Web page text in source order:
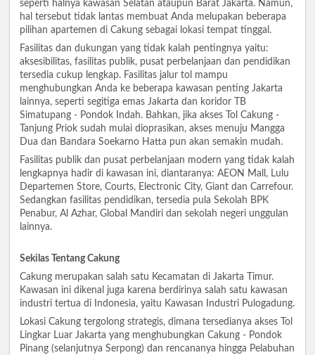
seperti halnya kawasan Selatan ataupun Barat Jakarta. Namun,
hal tersebut tidak lantas membuat Anda melupakan beberapa
pilihan apartemen di Cakung sebagai lokasi tempat tinggal.
Fasilitas dan dukungan yang tidak kalah pentingnya yaitu:
aksesibilitas, fasilitas publik, pusat perbelanjaan dan pendidikan
tersedia cukup lengkap. Fasilitas jalur tol mampu
menghubungkan Anda ke beberapa kawasan penting Jakarta
lainnya, seperti segitiga emas Jakarta dan koridor TB
Simatupang - Pondok Indah. Bahkan, jika akses Tol Cakung -
Tanjung Priok sudah mulai dioprasikan, akses menuju Mangga
Dua dan Bandara Soekarno Hatta pun akan semakin mudah.
Fasilitas publik dan pusat perbelanjaan modern yang tidak kalah
lengkapnya hadir di kawasan ini, diantaranya: AEON Mall, Lulu
Departemen Store, Courts, Electronic City, Giant dan Carrefour.
Sedangkan fasilitas pendidikan, tersedia pula Sekolah BPK
Penabur, Al Azhar, Global Mandiri dan sekolah negeri unggulan
lainnya.
Sekilas Tentang Cakung
Cakung merupakan salah satu Kecamatan di Jakarta Timur.
Kawasan ini dikenal juga karena berdirinya salah satu kawasan
industri tertua di Indonesia, yaitu Kawasan Industri Pulogadung.
Lokasi Cakung tergolong strategis, dimana tersedianya akses Tol
Lingkar Luar Jakarta yang menghubungkan Cakung - Pondok
Pinang (selanjutnya Serpong) dan rencananya hingga Pelabuhan